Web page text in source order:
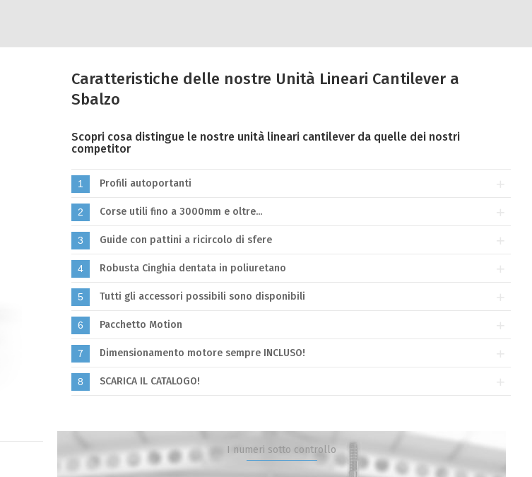
Caratteristiche delle nostre Unità Lineari Cantilever a
Sbalzo
Scopri cosa distingue le nostre unità lineari cantilever da quelle dei nostri
competitor
1 Profili autoportanti
2 Corse utili fino a 3000mm e oltre...
3 Guide con pattini a ricircolo di sfere
4 Robusta Cinghia dentata in poliuretano
5 Tutti gli accessori possibili sono disponibili
6 Pacchetto Motion
7 Dimensionamento motore sempre INCLUSO!
8 SCARICA IL CATALOGO!
I numeri sotto controllo